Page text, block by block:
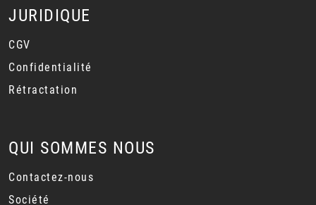
JURIDIQUE
CGV
Confidentialité
Rétractation
QUI SOMMES NOUS
Contactez-nous
Société